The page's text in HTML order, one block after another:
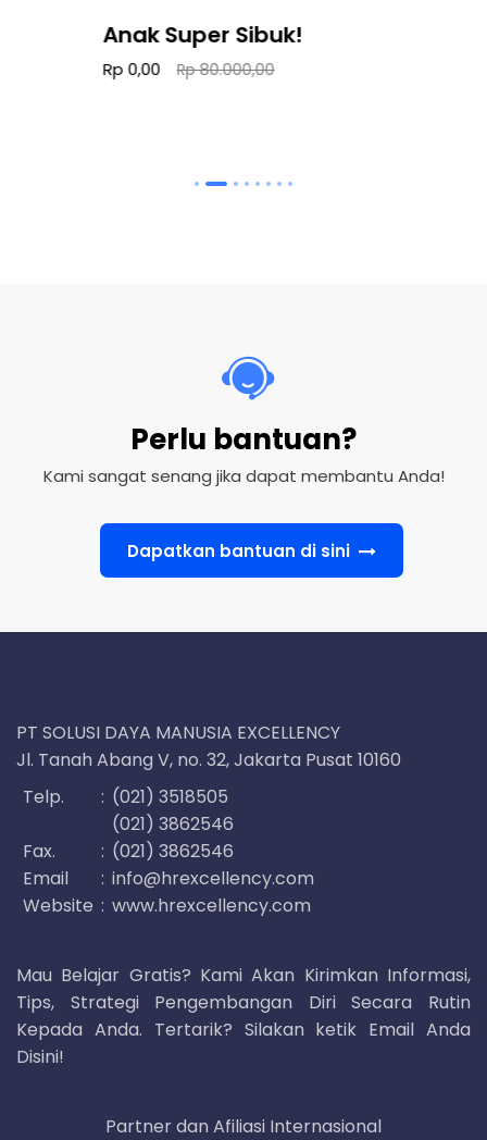
Anak Super Sibuk!
Rp 80.000,00
Perlu bantuan?
Kami sangat senang jika dapat membantu Anda!
Dapatkan bantuan di sini
PT SOLUSI DAYA MANUSIA EXCELLENCY
Jl. Tanah Abang V, no. 32, Jakarta Pusat 10160
Telp.
: (021) 3518505
(021) 3862546
Fax.
: (021) 3862546
Email
: info@hrexcellency.com
Website : www.hrexcellency.com
Mau Belajar Gratis? Kami Akan Kirimkan Informasi,
Tips, Strategi Pengembangan Diri Secara Rutin
Kepada Anda. Tertarik? Silakan ketik Email Anda
Disini!
Partner dan Afiliasi Internasional